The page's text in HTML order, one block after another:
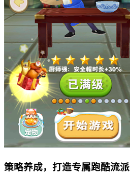
策略养成，打造专属跑酷流派